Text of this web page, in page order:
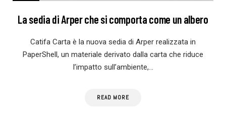
La sedia di Arper che si comporta come un albero
Catifa Carta è la nuova sedia di Arper realizzata in
PaperShell, un materiale derivato dalla carta che riduce
l’impatto sull’ambiente,…
READ MORE